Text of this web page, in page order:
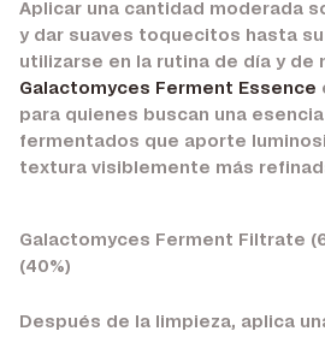
Aplicar una cantidad moderada
y dar suaves toquecitos hasta
utilizarse en la rutina de día y de
Galactomyces Ferment Essence
para quienes buscan una
fermentados que aporte
textura visiblemente más
Galactomyces Ferment Filtrate
(40%)
Después de la limpieza, aplica